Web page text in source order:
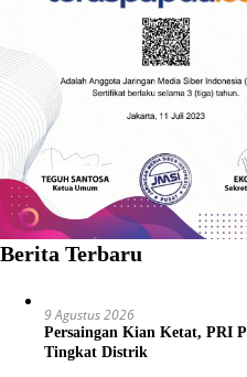
Berita Terbaru
9 Agustus 2026
Persaingan Kian Ketat, PRI
Tingkat Distrik